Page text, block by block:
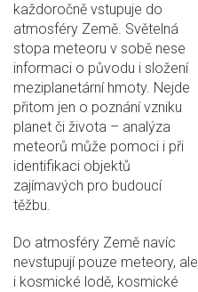
každoročně vstupuje do
atmosféry Země. Světelná
stopa meteoru v sobě nese
informaci o původu i složení
meziplanetární hmoty. Nejde
přitom jen o poznání vzniku
planet či života – analýza
meteorů může pomoci i při
identifikaci objektů
zajímavých pro budoucí
těžbu.
Do atmosféry Země navíc
nevstupují pouze meteory, ale
i kosmické lodě, kosmické